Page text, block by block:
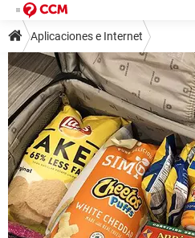
Aplicaciones e Internet